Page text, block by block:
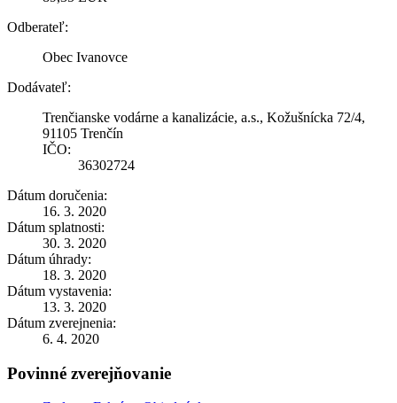
Odberateľ:
Obec Ivanovce
Dodávateľ:
Trenčianske vodárne a kanalizácie, a.s., Kožušnícka 72/4,
91105 Trenčín
IČO:
36302724
Dátum doručenia:
16. 3. 2020
Dátum splatnosti:
30. 3. 2020
Dátum úhrady:
18. 3. 2020
Dátum vystavenia:
13. 3. 2020
Dátum zverejnenia:
6. 4. 2020
Povinné zverejňovanie